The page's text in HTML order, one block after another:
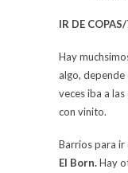
IR DE
Hay
algo, depende
veces iba a
con vinito.
Barrios para
El Born.Hay